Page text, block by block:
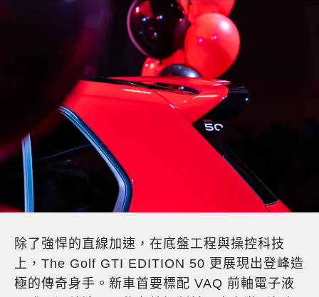
除了強悍的直線加速，在底盤工程與操控科技
上，The Golf GTI EDITION 50 更展現出登峰造
極的傳奇身手。新車首要標配 VAQ 前軸電子液